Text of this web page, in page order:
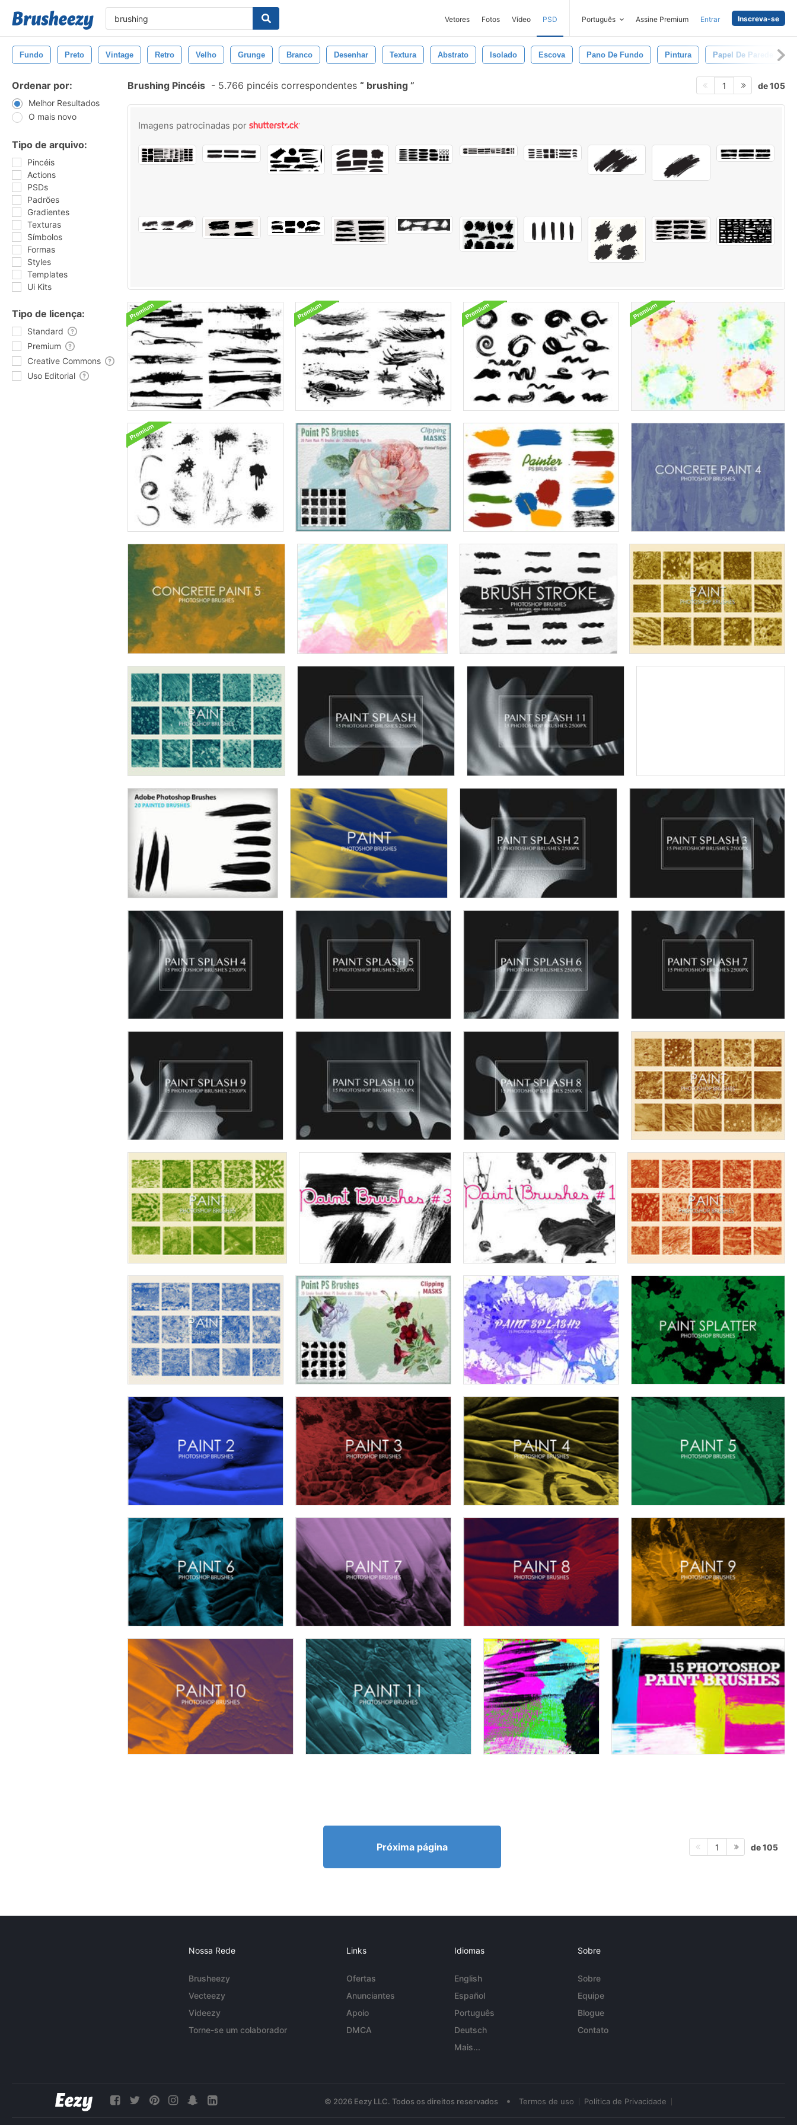
Vetores Fotos Vídeo PSD Português Assine Premium Entrar Inscreva-se
Fundo Preto Vintage Retro Velho Grunge Branco Desenhar Textura Abstrato Isolado Escova Pano De Fundo Pintura Papel De Parede
Ordenar por:
Melhor Resultados
O mais novo
Tipo de arquivo:
Pincéis
Actions
PSDs
Padrões
Gradientes
Texturas
Símbolos
Formas
Styles
Templates
Ui Kits
Tipo de licença:
Standard
Premium
Creative Commons
Uso Editorial
Brushing Pincéis - 5.766 pincéis correspondentes brushing 1 de 105
Imagens patrocinadas por
Próxima página 1 de 105
Nossa Rede
Brusheezy
Vecteezy
Videezy
Torne-se um colaborador
Links
Ofertas
Anunciantes
Apoio
DMCA
Idiomas
English
Español
Português
Deutsch
Mais...
Sobre
Sobre
Equipe
Blogue
Contato
© 2026 Eezy LLC. Todos os direitos reservados • Termos de uso Política de Privacidade